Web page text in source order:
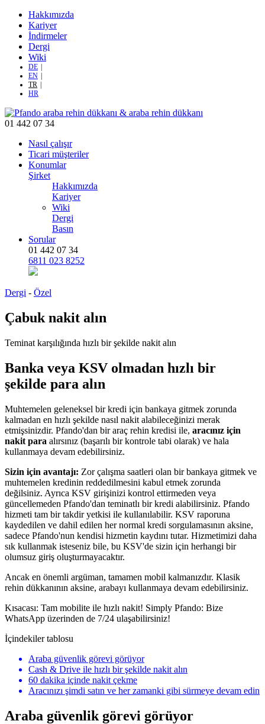
Hakkımızda
Kariyer
İndirmeler
Dergi
Wiki
DE
EN
TR
HR
01 442 07 34
Nasıl çalışır
Ticari müşteriler
Konumlar
Şirket
Hakkımızda
Kariyer
Wiki
Dergi
Basın
Sorular
01 442 07 34
6811 023 8252
Dergi - Özel
Çabuk nakit alın
Teminat karşılığında hızlı bir şekilde nakit alın
Banka veya KSV olmadan hızlı bir
şekilde para alın
Muhtemelen geleneksel bir kredi için bankaya gitmek zorunda
kalmadan en hızlı şekilde nasıl nakit alabileceğinizi merak
etmişsinizdir. Pfando'dan bir araç rehin kredisi ile, aracınız için
nakit para alırsınız (başarılı bir kontrole tabi olarak) ve hala
kullanmaya devam edebilirsiniz.
Sizin için avantajı: Zor çalışma saatleri olan bir bankaya gitmek ve
muhtemelen kredinin reddedilmesini kabul etmek zorunda
değilsiniz. Ayrıca KSV girişinizi kontrol ettirmeden veya
güncellemeden Pfando'dan teminatlı bir kredi alabilirsiniz. Pfando
hizmeti tam bir takdir yetkisi ile kullanılabilir. KSV raporuna
kaydedilen ve dahil edilen her normal kredi sorgulamasının aksine,
sadece Pfando'nun kendisi hizmetin kaydını tutar. Hizmetimizi daha
sık kullanmak isteseniz bile, bu KSV'de sizin için herhangi bir
olumsuz giriş oluşturmayacaktır.
Ancak en önemli argüman, tamamen mobil kalmanızdır. Klasik
rehin dükkanının aksine, arabayı kullanmaya devam edebilirsiniz.
Kısacası: Tam mobilite ile hızlı nakit! Simply Pfando: Bize
WhatsApp üzerinden de 7/24 ulaşabilirsiniz!
İçindekiler tablosu
Araba güvenlik görevi görüyor
Cash & Drive ile hızlı bir şekilde nakit alın
60 dakika içinde nakit çekme
Aracınızı şimdi satın ve her zamanki gibi sürmeye devam edin
Araba güvenlik görevi görüyor